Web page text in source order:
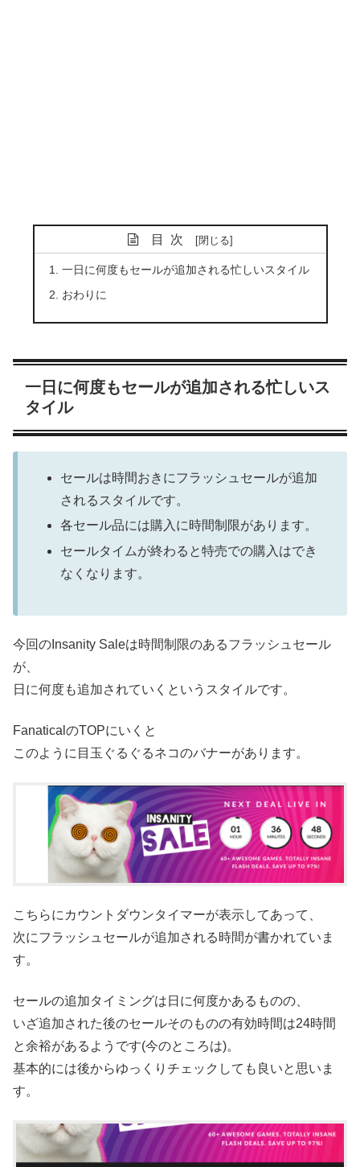
目次
一日に何度もセールが追加される忙しいスタイル
おわりに
一日に何度もセールが追加される忙しいス
タイル
セールは時間おきにフラッシュセールが追加
されるスタイルです。
各セール品には購入に時間制限があります。
セールタイムが終わると特売での購入はでき
なくなります。
今回のInsanity Saleは時間制限のあるフラッシュセール
が、
日に何度も追加されていくというスタイルです。
FanaticalのTOPにいくと
このように目玉ぐるぐるネコのバナーがあります。
こちらにカウントダウンタイマーが表示してあって、
次にフラッシュセールが追加される時間が書かれていま
す。
セールの追加タイミングは日に何度かあるものの、
いざ追加された後のセールそのものの有効時間は24時間
と余裕があるようです(今のところは)。
基本的には後からゆっくりチェックしても良いと思いま
す。